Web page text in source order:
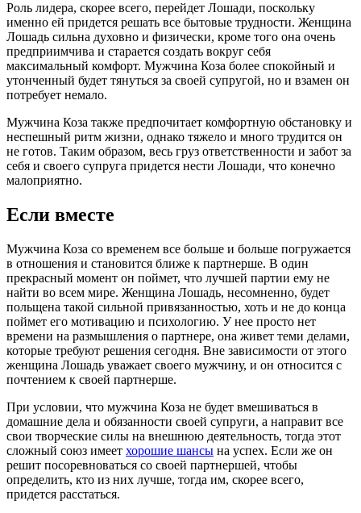
Роль лидера, скорее всего, перейдет Лошади, поскольку
именно ей придется решать все бытовые трудности. Женщина
Лошадь сильна духовно и физически, кроме того она очень
предприимчива и старается создать вокруг себя
максимальный комфорт. Мужчина Коза более спокойный и
утонченный будет тянуться за своей супругой, но и взамен он
потребует немало.
Мужчина Коза также предпочитает комфортную обстановку и
неспешный ритм жизни, однако тяжело и много трудится он
не готов. Таким образом, весь груз ответственности и забот за
себя и своего супруга придется нести Лошади, что конечно
малоприятно.
Если вместе
Мужчина Коза со временем все больше и больше погружается
в отношения и становится ближе к партнерше. В один
прекрасный момент он поймет, что лучшей партии ему не
найти во всем мире. Женщина Лошадь, несомненно, будет
польщена такой сильной привязанностью, хоть и не до конца
поймет его мотивацию и психологию. У нее просто нет
времени на размышления о партнере, она живет теми делами,
которые требуют решения сегодня. Вне зависимости от этого
женщина Лошадь уважает своего мужчину, и он относится с
почтением к своей партнерше.
При условии, что мужчина Коза не будет вмешиваться в
домашние дела и обязанности своей супруги, а направит все
свои творческие силы на внешнюю деятельность, тогда этот
сложный союз имеет хорошие шансы на успех. Если же он
решит посоревноваться со своей партнершей, чтобы
определить, кто из них лучше, тогда им, скорее всего,
придется расстаться.